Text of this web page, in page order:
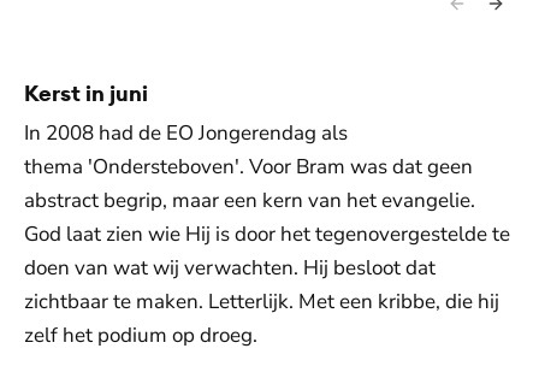
Kerst in juni
In 2008 had de EO Jongerendag als
thema 'Ondersteboven'. Voor Bram was dat geen
abstract begrip, maar een kern van het evangelie.
God laat zien wie Hij is door het tegenovergestelde te
doen van wat wij verwachten. Hij besloot dat
zichtbaar te maken. Letterlijk. Met een kribbe, die hij
zelf het podium op droeg.